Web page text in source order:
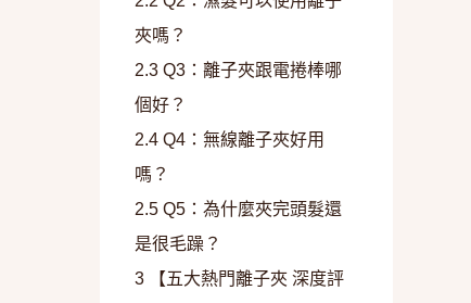
夾嗎？
2.3 Q3：離子夾跟電捲棒哪
個好？
2.4 Q4：無線離子夾好用
嗎？
2.5 Q5：為什麼夾完頭髮還
是很毛躁？
3
【五大熱門離子夾 深度評